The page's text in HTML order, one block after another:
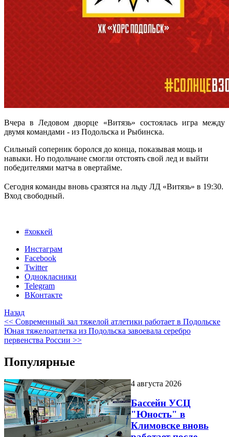
Вчера в Ледовом дворце «Витязь» состоялась игра между
двумя командами - из Подольска и Рыбинска.
Сильный соперник боролся до конца, показывая мощь и
навыки. Но подольчане смогли отстоять свой лед и выйти
победителями матча в овертайме.
Сегодня команды вновь сразятся на льду ЛД «Витязь» в 19:30.
Вход свободный.
#хоккей
Инстаграм
Facebook
Twitter
Однокласники
Telegram
ВКонтакте
Назад
<< Современный зал тяжелой атлетики работает в Подольске
Юная тяжелоатлетка из Подольска завоевала серебро
первенства России >>
Популярные
4 августа 2026
Бассейн УСЦ
"Юность" в
Климовске вновь